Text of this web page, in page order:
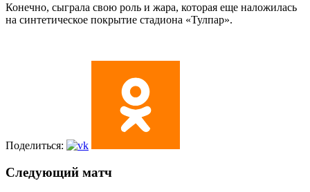
Конечно, сыграла свою роль и жара, которая еще наложилась
на синтетическое покрытие стадиона «Тулпар».
Поделиться:
Следующий матч